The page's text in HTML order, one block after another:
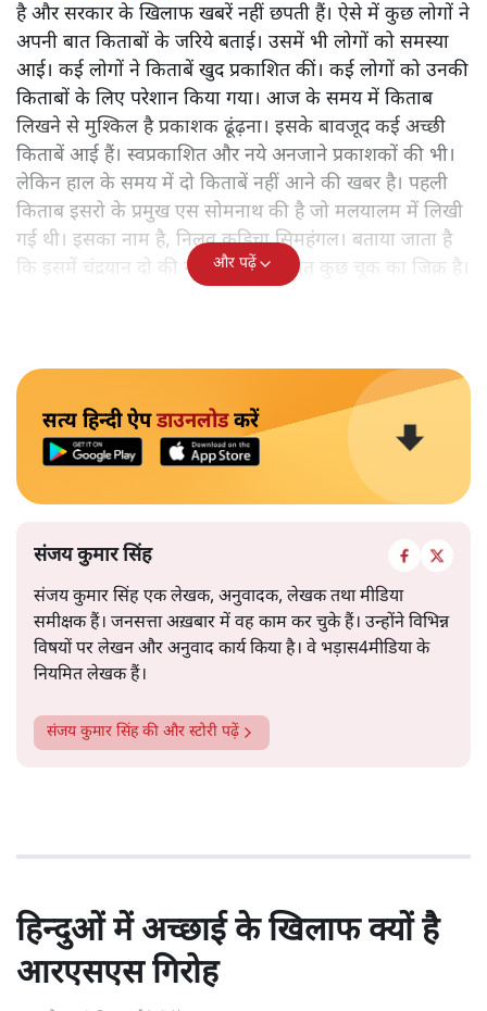
है और सरकार के खिलाफ खबरें नहीं छपती हैं। ऐसे में कुछ लोगों ने
अपनी बात किताबों के जरिये बताई। उसमें भी लोगों को समस्या
आई। कई लोगों ने किताबें खुद प्रकाशित कीं। कई लोगों को उनकी
किताबों के लिए परेशान किया गया। आज के समय में किताब
लिखने से मुश्किल है प्रकाशक ढूंढ़ना। इसके बावजूद कई अच्छी
किताबें आई हैं। स्वप्रकाशित और नये अनजाने प्रकाशकों की भी।
लेकिन हाल के समय में दो किताबें नहीं आने की खबर है। पहली
किताब इसरो के प्रमुख एस सोमनाथ की है जो मलयालम में लिखी
गई थी। इसका नाम है, निलवु कुडिचा सिमहंगल। बताया जाता है
कि इसमें चंद्रयान दो की नाकामी से संबंधित कुछ चूक का जिक्र है।
और पढ़ें
सत्य हिन्दी ऐपडाउनलोडकरें
संजय कुमार सिंह
संजय कुमार सिंह एक लेखक, अनुवादक, लेखक तथा मीडिया
समीक्षक हैं। जनसत्ता अख़बार में वह काम कर चुके हैं। उन्होंने विभिन्न
विषयों पर लेखन और अनुवाद कार्य किया है। वे भड़ास4मीडिया के
नियमित लेखक हैं।
संजय कुमार सिंहकी और स्टोरी पढ़ें
हिन्दुओं में अच्छाई के खिलाफ क्यों है
आरएसएस गिरोह